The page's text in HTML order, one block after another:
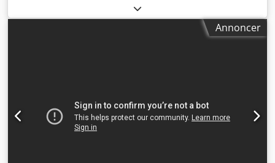
0,5 m³
driftstimer:340 h, Udstyr:UVV-sikkerhedseftersyn,
differentialespær, ekstra forlygter, hydraulik, kabine,
Weidemann 31 x 15.50 – 15 BKT – byggeprofil Kabine inkl.
varme og forberedelse til radio, Standard løfteaggregat, 3
styrekredse, Betjeningsvejledning, 2 halogen
Annoncer